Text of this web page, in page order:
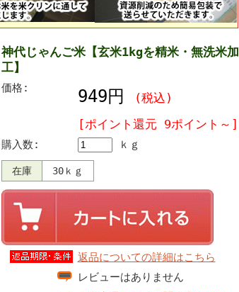
神代じゃんご米【玄米1kgを精米・無洗米加
工】
価格: 949円
(税込)
[ポイント還元 9ポイント～]
購入数: ｋｇ
在庫 30ｋｇ
返品についての詳細はこちら
レビューはありません